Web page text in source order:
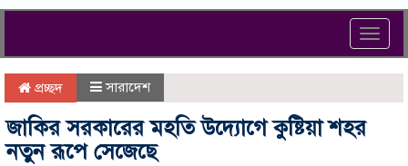
প্রচ্ছদ সারাদেশ
জাকির সরকারের মহতি উদ্যোগে কুষ্টিয়া শহর
নতুন রূপে সেজেছে